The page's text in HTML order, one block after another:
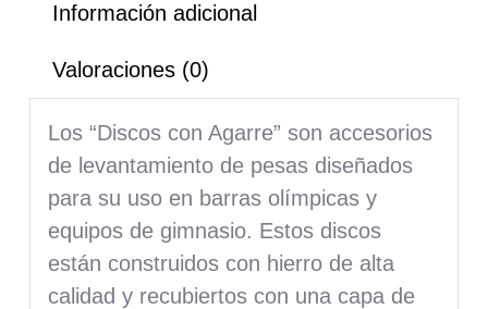
Información adicional
Valoraciones (0)
Los “Discos con Agarre” son accesorios
de levantamiento de pesas diseñados
para su uso en barras olímpicas y
equipos de gimnasio. Estos discos
están construidos con hierro de alta
calidad y recubiertos con una capa de